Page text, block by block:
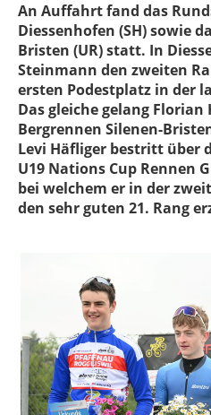
An Auffahrt fand das
Diessenhofen (SH) sowie
Bristen (UR) statt. In
Steinmann den zweiten
ersten Podestplatz in der
Das gleiche gelang
Bergrennen Silenen-
Levi Häfliger bestritt über
U19 Nations Cup Rennen
bei welchem er in der
den sehr guten 21. Rang